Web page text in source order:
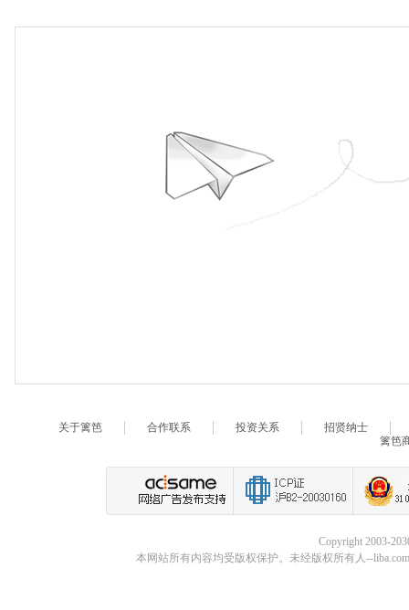
关于篱笆 合作联系 投资关系
招贤纳士
篱笆
Copyright 2003-
本网站所有内容均受版权保护。未经版权所有人--